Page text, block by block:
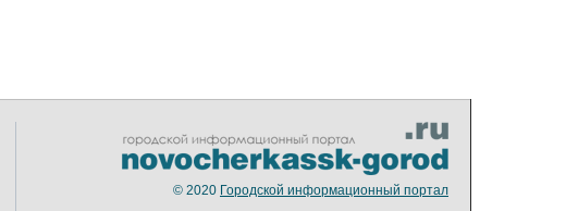
© 2020 Городской информационный портал